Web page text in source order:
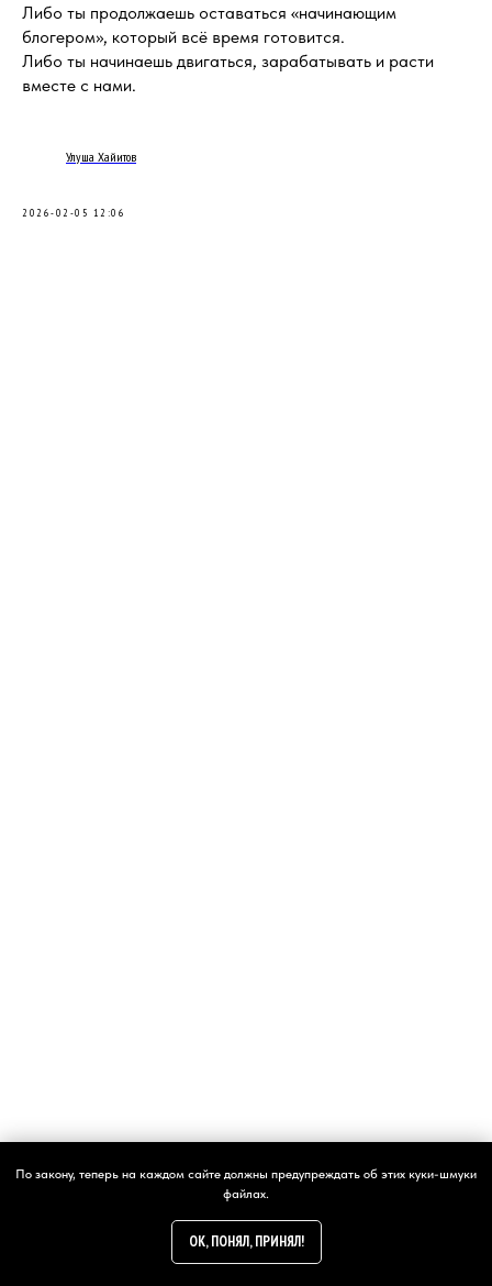
Либо ты продолжаешь оставаться «начинающим
блогером», который всё время готовится.
Либо ты начинаешь двигаться, зарабатывать и расти
вместе с нами.
Улуша Хайитов
2026-02-05 12:06
По закону, теперь на каждом сайте должны предупреждать об этих куки-шмуки
файлах.
OK, ПОНЯЛ, ПРИНЯЛ!